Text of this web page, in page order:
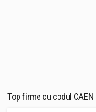
Top firme cu codul